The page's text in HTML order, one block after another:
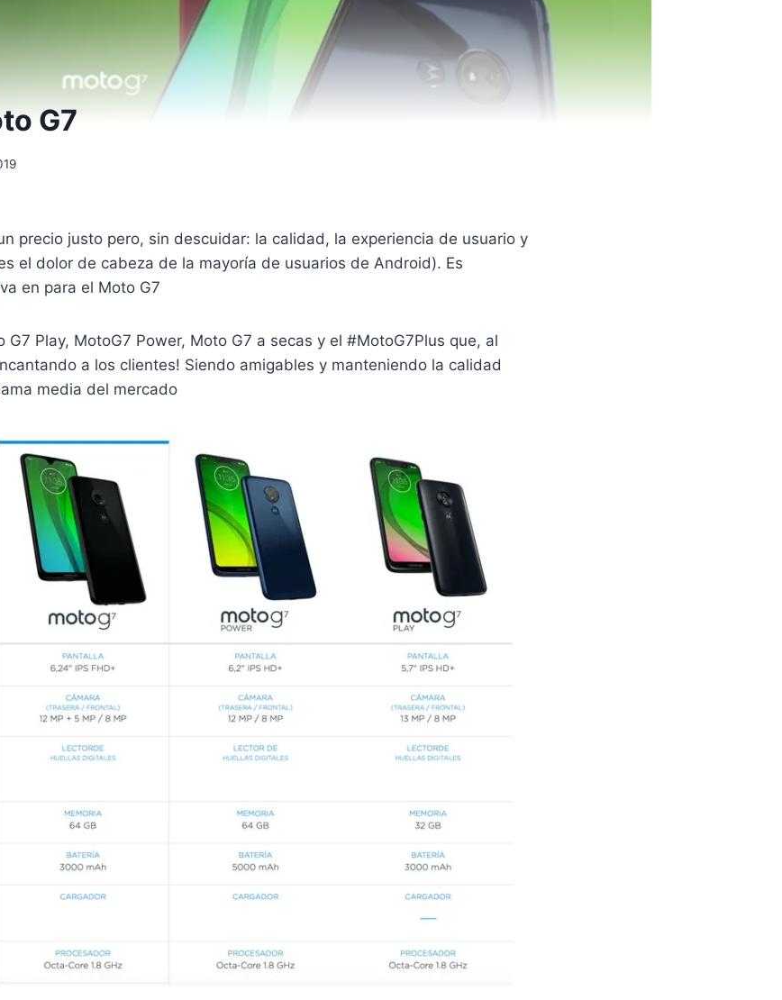
G7
precio justo pero, sin descuidar: la calidad, la experiencia de usuario y
el dolor de cabeza de la mayoría de usuarios de Android). Es
en para el Moto G7
G7 Play, MotoG7 Power, Moto G7 a secas y el #MotoG7Plus que, al
a los clientes! Siendo amigables y manteniendo la calidad
media del mercado